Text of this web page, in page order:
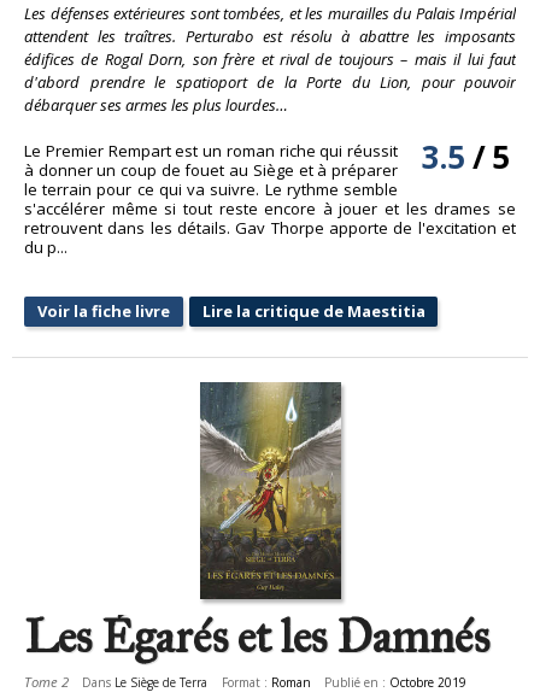
Les défenses extérieures sont tombées, et les murailles du Palais Impérial
attendent les traîtres. Perturabo est résolu à abattre les imposants
édifices de Rogal Dorn, son frère et rival de toujours – mais il lui faut
d'abord prendre le spatioport de la Porte du Lion, pour pouvoir
débarquer ses armes les plus lourdes…
3.5/5
Le Premier Rempart est un roman riche qui réussit
à donner un coup de fouet au Siège et à préparer
le terrain pour ce qui va suivre. Le rythme semble
s'accélérer même si tout reste encore à jouer et les drames se
retrouvent dans les détails. Gav Thorpe apporte de l'excitation et
du p...
Voir la fiche livre Lire la critique de Maestitia
Les Égarés et les Damnés
Tome 2 Dans Le Siège de Terra Format : Roman Publié en : Octobre 2019